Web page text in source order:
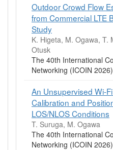
Outdoor Crowd Flow
from Commercial LTE
Study
K. Higeta, M. Ogawa, T.
Otusk
The 40th International
Networking (ICOIN
An Unsupervised Wi-
Calibration and
LOS/NLOS Conditions
T. Suruga, M. Ogawa
The 40th International
Networking (ICOIN